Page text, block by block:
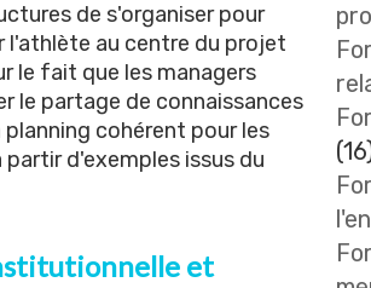
de s'organiser pour
l'athlète au centre du projet
le fait que les managers
le partage de connaissances
cohérent pour les
d'exemples issus du
et